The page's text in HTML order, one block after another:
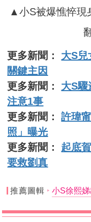
▲小S被爆憔悴現
更多新聞： 大S
關鍵主因
更多新聞： 大S
注意1事
更多新聞：許瑋
照」曝光
更多新聞： 起底
要救劉真
推薦圖輯 小S徐熙